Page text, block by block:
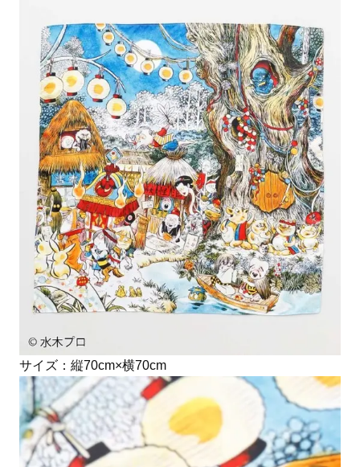
サイズ：縦70cm×横70cm